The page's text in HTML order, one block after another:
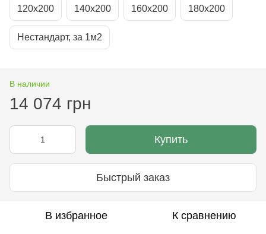
120х200 140х200 160х200 180х200
Нестандарт, за 1м2
В наличии
14 074 грн
Купить
Быстрый заказ
В избранное К сравнению